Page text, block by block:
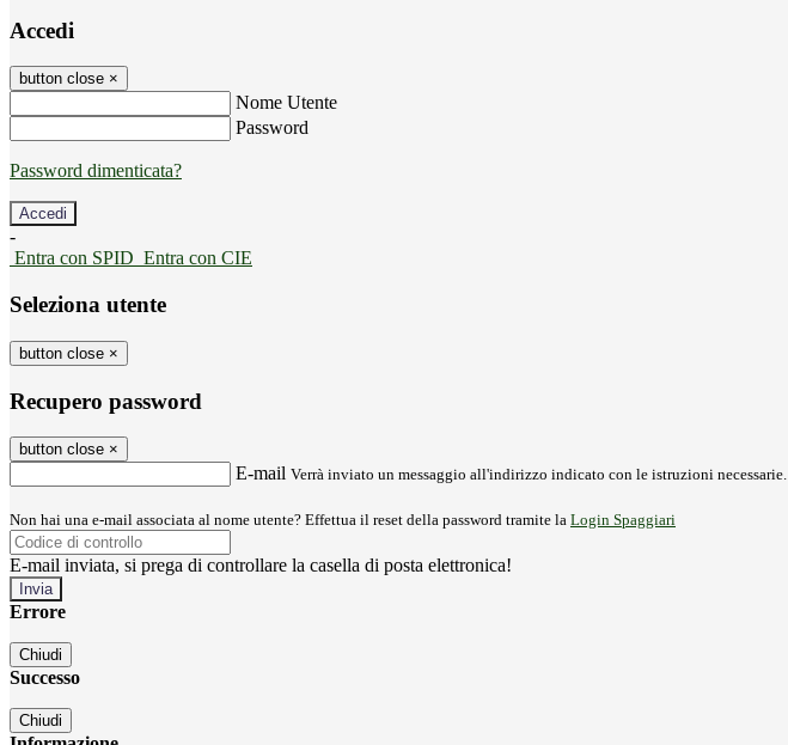
Accedi
button close ×
Nome Utente
Password
Password dimenticata?
-
Entra con SPID Entra con CIE
Seleziona utente
button close ×
Recupero password
button close ×
E-mail Verrà inviato un messaggio all'indirizzo indicato con le istruzioni necessarie.
Non hai una e-mail associata al nome utente? Effettua il reset della password tramite la Login Spaggiari
E-mail inviata, si prega di controllare la casella di posta elettronica!
Errore
Chiudi
Successo
Chiudi